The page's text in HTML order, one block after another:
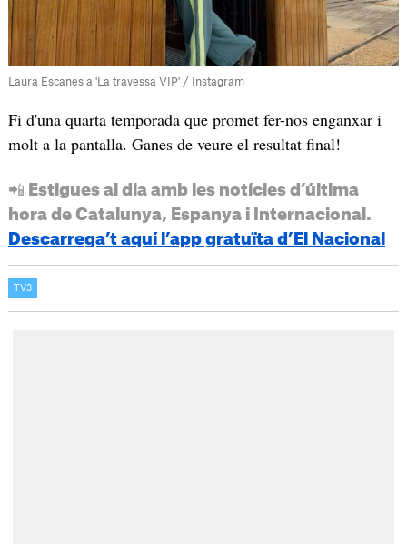
Laura Escanes a 'La travessa VIP' / Instagram
Fi d'una quarta temporada que promet fer-nos enganxar i
molt a la pantalla. Ganes de veure el resultat final!
📲 Estigues al dia amb les notícies d’última
hora de Catalunya, Espanya i Internacional.
Descarrega’t aquí l’app gratuïta d’El Nacional
TV3